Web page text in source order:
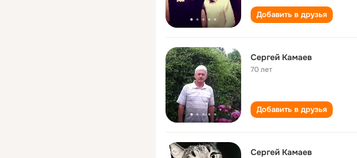
Добавить в друзья
Сергей Камаев
70 лет
Добавить в друзья
Сергей Камаев